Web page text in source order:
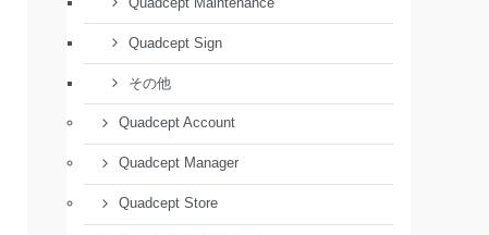
Quadcept Sign
その他
Quadcept Account
Quadcept Manager
Quadcept Store